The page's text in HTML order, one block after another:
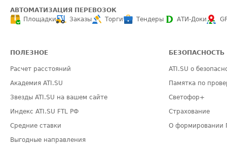
АВТОМАТИЗАЦИЯ ПЕРЕВОЗОК
Площадки
Заказы Торги Тендеры АТИ-Доки
ПОЛЕЗНОЕ
Расчет расстояний
Академия ATI.SU
Звезды ATI.SU на вашем сайте
Индекс ATI.SU FTL РФ
Средние ставки
Выгодные направления
БЕЗОПАСНОСТЬ
ATI.SU о
Памятка по
Светофор+
Страхование
О формировании